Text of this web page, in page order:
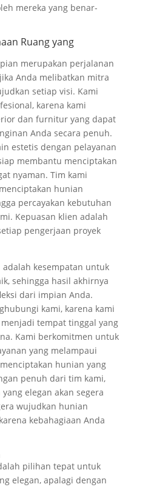
mereka yang benar-
Ruang yang
merupakan perjalanan
Anda melibatkan mitra
setiap visi. Kami
karena kami
dan furnitur yang dapat
Anda secara penuh.
estetis dengan pelayanan
membantu menciptakan
nyaman. Tim kami
hunian
percayakan kebutuhan
Kepuasan klien adalah
pengerjaan proyek
kesempatan untuk
sehingga hasil akhirnya
dari impian Anda.
kami, karena kami
tempat tinggal yang
Kami berkomitmen untuk
yang melampaui
hunian yang
penuh dari tim kami,
elegan akan segera
wujudkan hunian
kebahagiaan Anda
pilihan tepat untuk
elegan, apalagi dengan